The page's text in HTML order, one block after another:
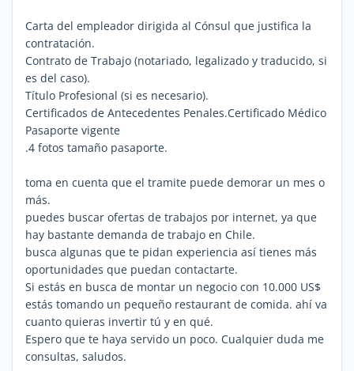
Carta del empleador dirigida al Cónsul que justifica la
contratación.
Contrato de Trabajo (notariado, legalizado y traducido, si
es del caso).
Título Profesional (si es necesario).
Certificados de Antecedentes Penales.Certificado Médico
Pasaporte vigente
.4 fotos tamaño pasaporte.
toma en cuenta que el tramite puede demorar un mes o
más.
puedes buscar ofertas de trabajos por internet, ya que
hay bastante demanda de trabajo en Chile.
busca algunas que te pidan experiencia así tienes más
oportunidades que puedan contactarte.
Si estás en busca de montar un negocio con 10.000 US$
estás tomando un pequeño restaurant de comida. ahí va
cuanto quieras invertir tú y en qué.
Espero que te haya servido un poco. Cualquier duda me
consultas, saludos.